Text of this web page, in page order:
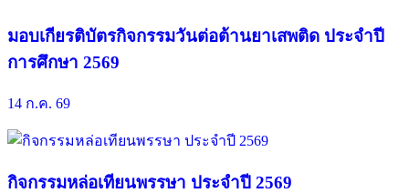
มอบเกียรติบัตรกิจกรรมวันต่อต้านยาเสพติด ประจำปี
การศึกษา 2569
14 ก.ค. 69
กิจกรรมหล่อเทียนพรรษา ประจำปี 2569